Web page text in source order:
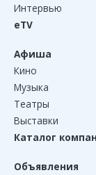
Интервью
eTV
Афиша
Кино
Музыка
Театры
Выставки
Каталог
Объявления